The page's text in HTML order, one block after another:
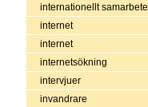
internationellt samarbete
internet
internet
internetsökning
intervjuer
invandrare